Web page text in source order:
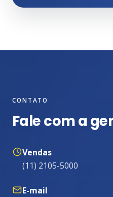
CONTATO
Fale com a
Vendas
(11) 2105-5000
E-mail